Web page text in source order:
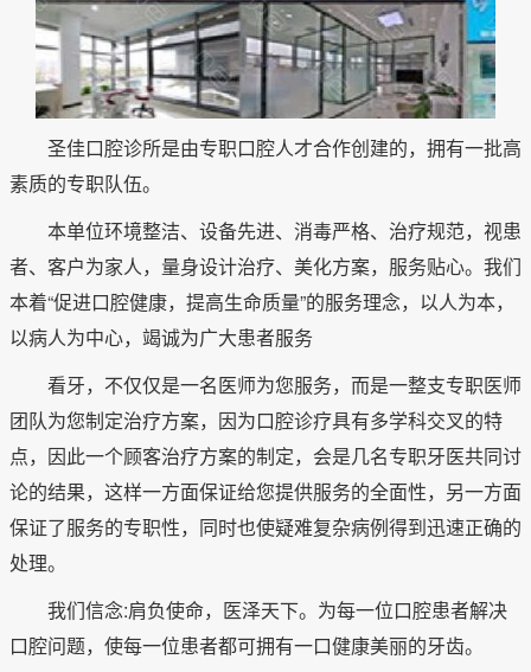
圣佳口腔诊所是由专职口腔人才合作创建的，拥有一批高
素质的专职队伍。
本单位环境整洁、设备先进、消毒严格、治疗规范，视患
者、客户为家人，量身设计治疗、美化方案，服务贴心。我们
本着“促进口腔健康，提高生命质量”的服务理念，以人为本，
以病人为中心，竭诚为广大患者服务
看牙，不仅仅是一名医师为您服务，而是一整支专职医师
团队为您制定治疗方案，因为口腔诊疗具有多学科交叉的特
点，因此一个顾客治疗方案的制定，会是几名专职牙医共同讨
论的结果，这样一方面保证给您提供服务的全面性，另一方面
保证了服务的专职性，同时也使疑难复杂病例得到迅速正确的
处理。
我们信念:肩负使命，医泽天下。为每一位口腔患者解决
口腔问题，使每一位患者都可拥有一口健康美丽的牙齿。